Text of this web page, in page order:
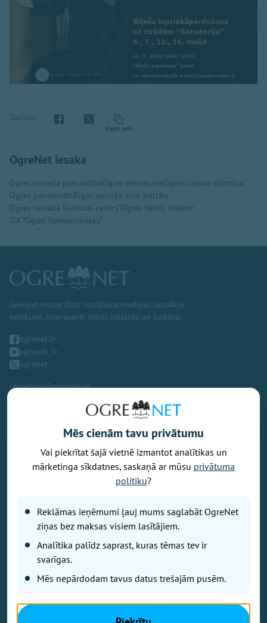
Dalīties
Kopēt saiti
OgreNet iesaka
Ogres novada pašvaldībaOgres tehnikumsOgres rajona slimnīca
Ogres pansionātsRīgas apriņķa ziņu portāls
Ogres novada Kultūras centrs"Ogres Vēstis Visiem"
SIA "Ogres Namsaimnieks"
Sekojiet mums līdzi sociālajos medijos. Jaunākie
notikumi, interesanti stāsti, izklaide un kultūra.
ogrenet.lv
ogrenet_lv
ogrenet
redaktors@ogrenet.lv
Vēlaties izteikt savu viedokli par portālu? Pamanījāt kļūdu? Ir
problēma, ko vēlaties apspriest publiski? Vēlaties iesūtīt rakstu par
Jums aktuālu tēmu? Varbūt Jums vajadzīgs padoms? Rakstiet uz
Izdevējs: SIA "Ogres Balss".
Juridiskā adrese: Lāčplēša iela 24
Ētikas kodeks
Autortiesības
Mēs cienām tavu privātumu
Vai piekrītat šajā vietnē izmantot analītikas un
mārketinga sīkdatnes, saskaņā ar mūsu privātuma
politiku?
Reklāmas ieņēmumi ļauj mums saglabāt OgreNet
ziņas bez maksas visiem lasītājiem.
Analītika palīdz saprast, kuras tēmas tev ir
svarīgas.
Mēs nepārdodam tavus datus trešajām pusēm.